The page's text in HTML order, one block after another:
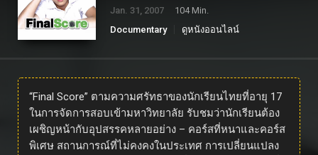
Jan. 31, 2007
104 Min.
Documentary
ดูหนังออนไลน์
“Final Score” ตามความศรัทธาของนักเรียนไทยที่อายุ 17
ในการจัดการสอบเข้ามหาวิทยาลัย รับชมว่านักเรียนต้อง
เผชิญหน้ากับอุปสรรคหลายอย่าง – คอร์สที่หนาและคอร์ส
พิเศษ สถานการณ์ที่ไม่คงคงในประเทศ การเปลี่ยนแปลง